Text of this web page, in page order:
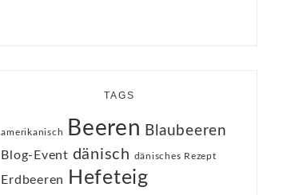
TAGS
amerikanisch Beeren Blaubeeren
Blog-Event dänisch dänisches Rezept
Erdbeeren Hefeteig